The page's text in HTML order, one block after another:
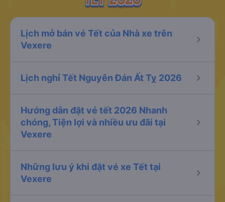
Lịch mở bán vé Tết của Nhà xe trên
Vexere
keyboard_arrow_right
Lịch nghỉ Tết Nguyên Đán Ất Tỵ 2026 keyboard_arrow_right
Hướng dẫn đặt vé tết 2026 Nhanh
chóng, Tiện lợi và nhiều ưu đãi tại
Vexere
keyboard_arrow_right
Những lưu ý khi đặt vé xe Tết tại
Vexere
keyboard_arrow_right